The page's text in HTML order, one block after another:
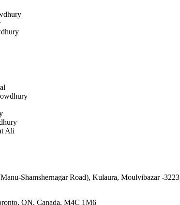
Ali
Shamshernagar Road), Kulaura, Moulvibazar -3223
ON, Canada, M4C 1M6